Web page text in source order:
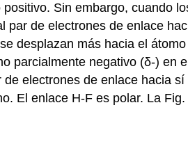
Sin embargo, cuando
de electrones de enlace
desplazan más hacia el
parcialmente negativo (δ-) en
electrones de enlace hacia
El enlace H-F es polar. La